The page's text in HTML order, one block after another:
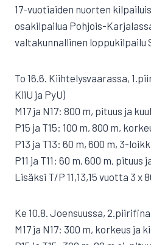
17-vuotiaiden nuorten
osakilpailua Pohjois-
valtakunnallinen loppukilpailu
To 16.6. Kiihtelysvaarassa,
KiiU ja PyU)
M17 ja N17: 800 m, pituus ja
P15 ja T15: 100 m, 800 m,
P13 ja T13: 60 m, 600 m, 3-
P11 ja T11: 60 m, 600 m, pituus
Lisäksi T/P 11,13,15 vuotta 3
Ke 10.8. Joensuussa,
M17 ja N17: 300 m, korkeus ja